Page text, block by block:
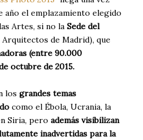
año el emplazamiento elegido
Artes, si no la Sede del
de Madrid), que
(entre 90.000
octubre de 2015.
los grandes temas
como el Ébola, Ucrania, la
Siria, pero además visibilizan
inadvertidas para la